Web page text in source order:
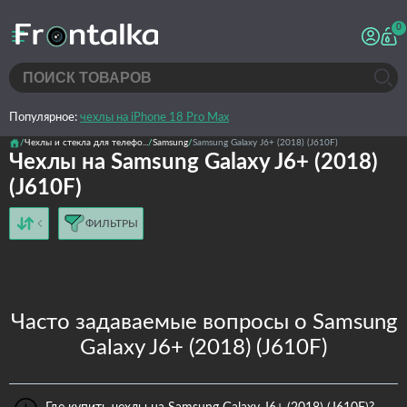
0
Популярное: чехлы на iPhone 18 Pro Max
Чехлы и стекла для телефо... Samsung Samsung Galaxy J6+ (2018) (J610F)
Чехлы на Samsung Galaxy J6+ (2018)
(J610F)
ФИЛЬТРЫ
Часто задаваемые вопросы о Samsung
Galaxy J6+ (2018) (J610F)